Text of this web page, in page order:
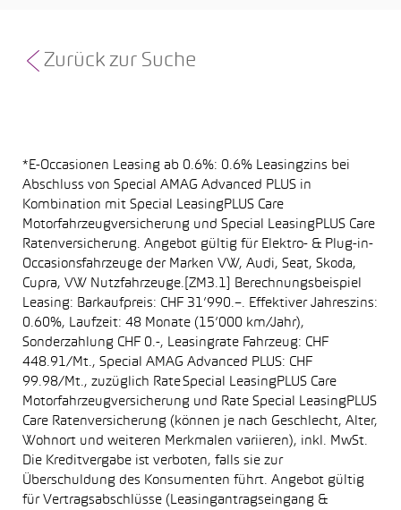
Zurück zur Suche
*E-Occasionen Leasing ab 0.6%: 0.6% Leasingzins bei
Abschluss von Special AMAG Advanced PLUS in
Kombination mit Special LeasingPLUS Care
Motorfahrzeugversicherung und Special LeasingPLUS Care
Ratenversicherung. Angebot gültig für Elektro- & Plug-in-
Occasionsfahrzeuge der Marken VW, Audi, Seat, Skoda,
Cupra, VW Nutzfahrzeuge.[ZM3.1] Berechnungsbeispiel
Leasing: Barkaufpreis: CHF 31’990.–. Effektiver Jahreszins:
0.60%, Laufzeit: 48 Monate (15’000 km/Jahr),
Sonderzahlung CHF 0.-, Leasingrate Fahrzeug: CHF
448.91/Mt., Special AMAG Advanced PLUS: CHF
99.98/Mt., zuzüglich Rate Special LeasingPLUS Care
Motorfahrzeugversicherung und Rate Special LeasingPLUS
Care Ratenversicherung (können je nach Geschlecht, Alter,
Wohnort und weiteren Merkmalen variieren), inkl. MwSt.
Die Kreditvergabe ist verboten, falls sie zur
Überschuldung des Konsumenten führt. Angebot gültig
für Vertragsabschlüsse (Leasingantragseingang &